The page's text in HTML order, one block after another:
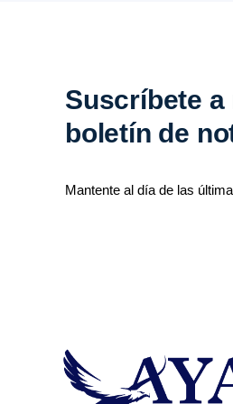
Suscríbete
boletín de
Mantente al día de las